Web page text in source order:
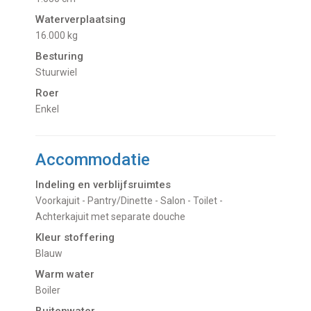
Waterverplaatsing
16.000 kg
Besturing
Stuurwiel
Roer
Enkel
Accommodatie
Indeling en verblijfsruimtes
Voorkajuit - Pantry/Dinette - Salon - Toilet -
Achterkajuit met separate douche
Kleur stoffering
Blauw
Warm water
Boiler